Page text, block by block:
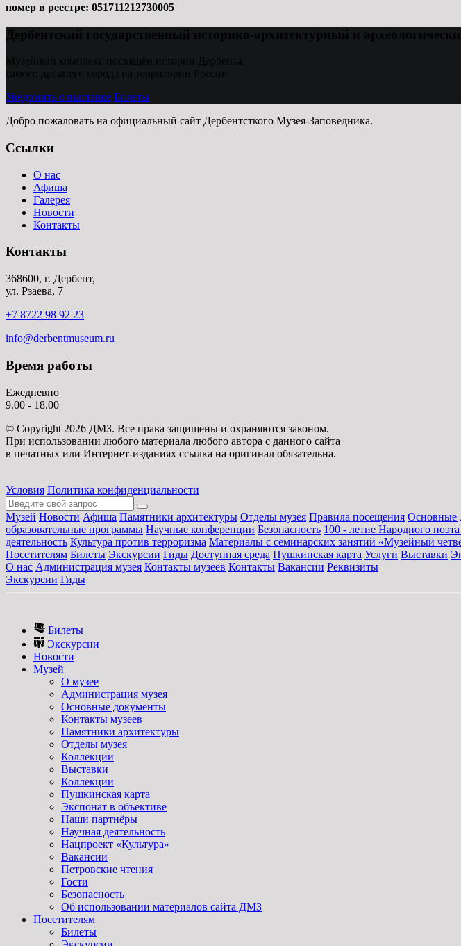
номер в реестре: 051711212730005
Дербентский государственный историко-архитектурный и
Музейный комплекс посвящён истории Дербента,
самого древнего города на территории России
Уведомить о выставке Билеты
Добро пожаловать на официальный сайт Дербентсткого Музея-Заповедника.
Ссылки
О нас
Афиша
Галерея
Новости
Контакты
Контакты
368600, г. Дербент,
ул. Рзаева, 7
+7 8722 98 92 23
info@derbentmuseum.ru
Время работы
Ежедневно
9.00 - 18.00
© Copyright 2026 ДМЗ. Все права защищены и охраняются законом.
При использовании любого материала любого автора с данного сайта
в печатных или Интернет-изданиях ссылка на оригинал обязательна.
Условия Политика конфиденциальности
Музей Новости Афиша Памятники архитектуры Отделы музея Правила посещения Основные
образовательные программы Научные конференции Безопасность 100 - летие Народного
деятельность Культура против терроризма Материалы с семинарских занятий «Музейный
Посетителям Билеты Экскурсии Гиды Доступная среда Пушкинская карта Услуги Выставки
О нас Администрация музея Контакты музеев Контакты Вакансии Реквизиты
Экскурсии Гиды
Билеты
Экскурсии
Новости
Музей
О музее
Администрация музея
Основные документы
Контакты музеев
Памятники архитектуры
Отделы музея
Коллекции
Выставки
Коллекции
Пушкинская карта
Экспонат в объективе
Наши партнёры
Научная деятельность
Нацпроект «Культура»
Вакансии
Петровские чтения
Гости
Безопасность
Об использовании материалов сайта ДМЗ
Посетителям
Билеты